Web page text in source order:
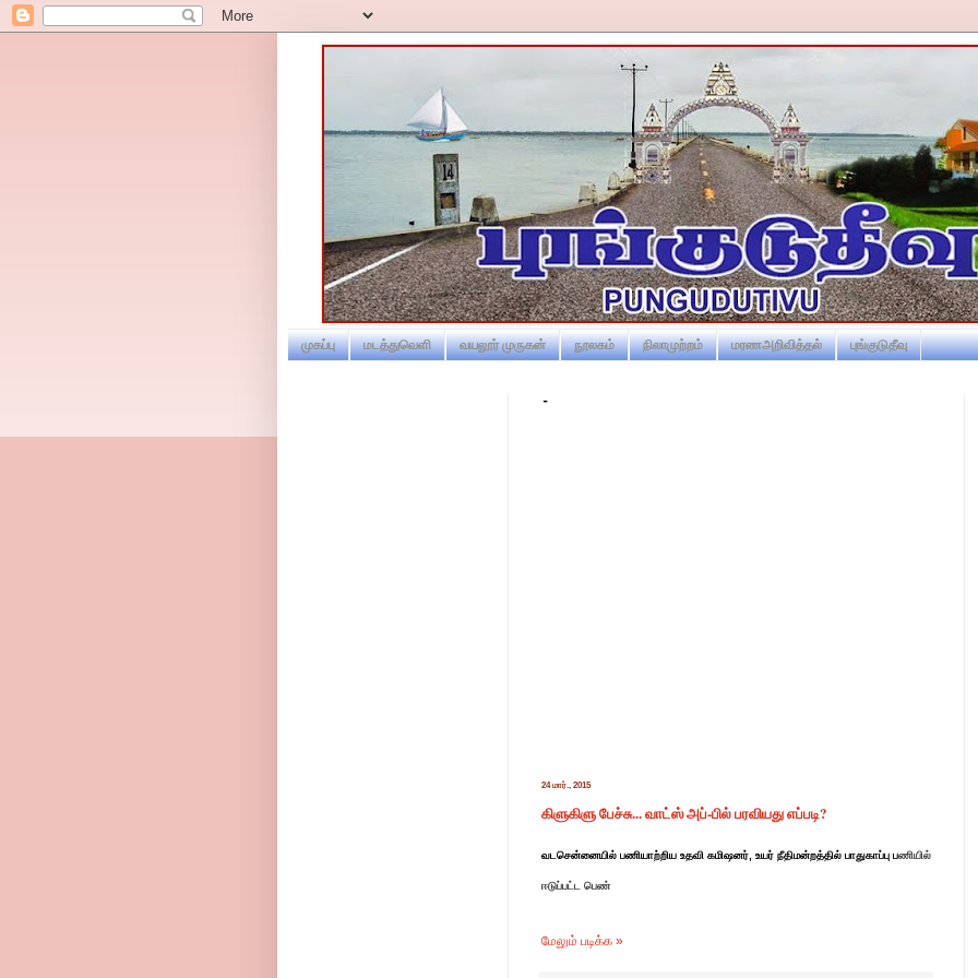
முகப்பு மடத்துவெளி வயலூர் முருகன் நூலகம் நிலாமுற்றம் மரணஅறிவித்தல் புங்குடுதீவு
-
24 மார்., 2015
கிளுகிளு பேச்சு... வாட்ஸ் அப்-பில் பரவியது எப்படி?
வடசென்னையில் பணியாற்றிய உதவி கமிஷனர், உயர் நீதிமன்றத்தில் பாதுகாப்பு பணியில்
ஈடுப்பட்ட பெண்
மேலும் படிக்க »